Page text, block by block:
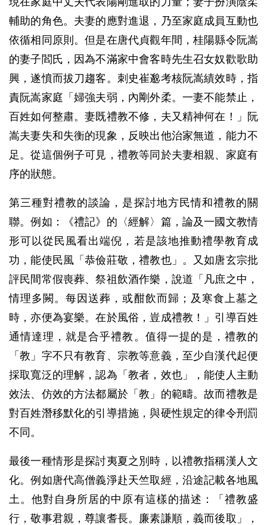
輔助的角色。夫妻的應對進退，乃至家庭成員互動也
依循相同原則。但是在唐代貞觀年間，桂陽縣令阮嵩
的妻子閻氏，因為不滿家中會客時先生召女奴歡歌助
興，遂憤而拔刀趨客。刺史崔邈考核阮嵩績效時，指
責阮嵩家庭「婦強夫弱，內剛外柔。一妻不能禁止，
百姓如何整肅。妻既禮教不修，夫又精神何在！」阮
嵩夫妻失和失衡的現象，反映出他治家無道，能力不
足。從這個例子可見，禮教等同於夫妻相親、家庭有
序的狀態。
第三種對禮教的談論，是探討地方民情和禮教的關
聯。例如：《禮記》的〈經解〉篇，論及一國文教情
形可以從民風看出端倪，若是該地推動禮學教育成
功，能使民風「恭儉莊敬，禮教也」。又如唐玄宗批
評民間常假喪葬、祭祖飲酒作樂，說道「凡庶之中，
情理多闕。每因送葬，或酣飲而歸；及寒食上墓之
時，亦便為宴樂。在於風俗，豈成禮教！」引導百姓
通情達理，就是合乎禮教。值得一提的是，禮教的
「教」字不只有教育、宗教等意義，至少自漢代起便
採取寬泛的理解，認為「教者，效也」，能使人主動
效法、仿效的方法都屬於「教」的範疇。故而禮教是
對百姓潛移默化的引導措施，與硬性規定的律令刑罰
不同。
最後一種情形是探討夷夏之別時，以禮教指稱漢人文
化。例如唐代高僧義淨赴天竺取經，沿途記載各地風
土。他對自身所居的中原有這樣的描述：「禮教盛
行，敬事君親，尊讓耆長。廉素謙順，義而後取」，